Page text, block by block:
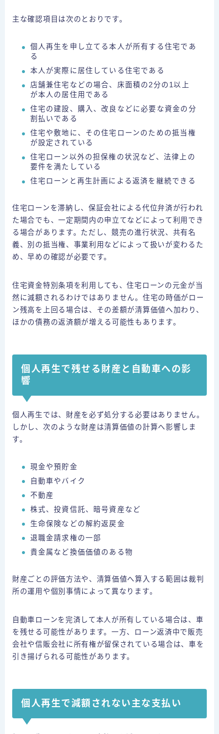
主な確認項目は次のとおりです。
個人再生を申し立てる本人が所有する住宅であ
る
本人が実際に居住している住宅である
店舗兼住宅などの場合、床面積の2分の1以上
が本人の居住用である
住宅の建設、購入、改良などに必要な資金の分
割払いである
住宅や敷地に、その住宅ローンのための抵当権
が設定されている
住宅ローン以外の担保権の状況など、法律上の
要件を満たしている
住宅ローンと再生計画による返済を継続できる
住宅ローンを滞納し、保証会社による代位弁済が行われ
た場合でも、一定期間内の申立てなどによって利用でき
る場合があります。ただし、競売の進行状況、共有名
義、別の抵当権、事業利用などによって扱いが変わるた
め、早めの確認が必要です。
住宅資金特別条項を利用しても、住宅ローンの元金が当
然に減額されるわけではありません。住宅の時価がロー
ン残高を上回る場合は、その差額が清算価値へ加わり、
ほかの債務の返済額が増える可能性もあります。
個人再生で残せる財産と自動車への影
響
個人再生では、財産を必ず処分する必要はありません。
しかし、次のような財産は清算価値の計算へ影響しま
す。
現金や預貯金
自動車やバイク
不動産
株式、投資信託、暗号資産など
生命保険などの解約返戻金
退職金請求権の一部
貴金属など換価価値のある物
財産ごとの評価方法や、清算価値へ算入する範囲は裁判
所の運用や個別事情によって異なります。
自動車ローンを完済して本人が所有している場合は、車
を残せる可能性があります。一方、ローン返済中で販売
会社や信販会社に所有権が留保されている場合は、車を
引き揚げられる可能性があります。
個人再生で減額されない主な支払い